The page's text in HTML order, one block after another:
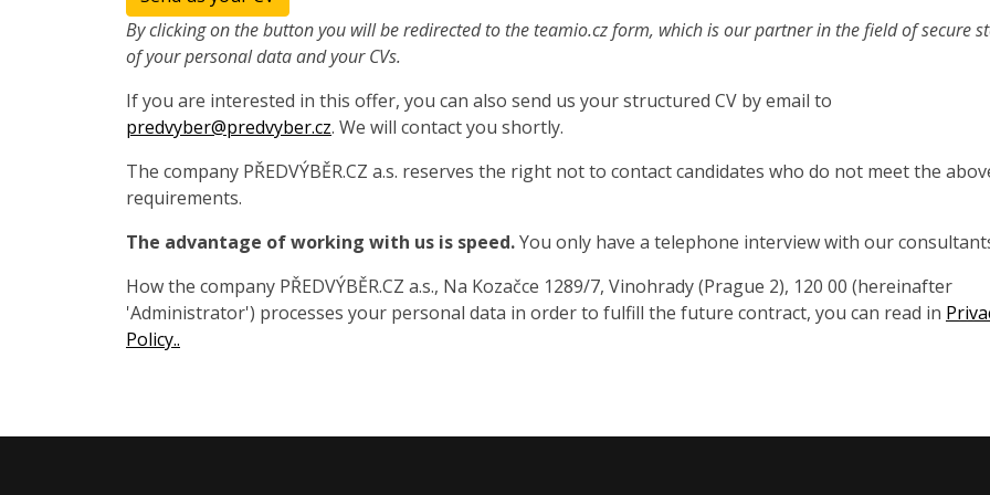
By clicking on the button you will be redirected to the teamio.cz form, which is our partner in the field of secure
of your personal data and your CVs.
If you are interested in this offer, you can also send us your structured CV by email to
predvyber@predvyber.cz. We will contact you shortly.
The company PŘEDVÝBĚR.CZ a.s. reserves the right not to contact candidates who do not meet the
requirements.
The advantage of working with us is speed.You only have a telephone interview with our
How the company PŘEDVÝBĚR.CZ a.s., Na Kozačce 1289/7, Vinohrady (Prague 2), 120 00 (hereinafter
'Administrator') processes your personal data in order to fulfill the future contract, you can read in
Policy..